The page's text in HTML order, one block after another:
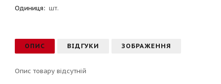
Одиниця: шт.
ОПИС ВІДГУКИ ЗОБРАЖЕННЯ
Опис товару відсутній